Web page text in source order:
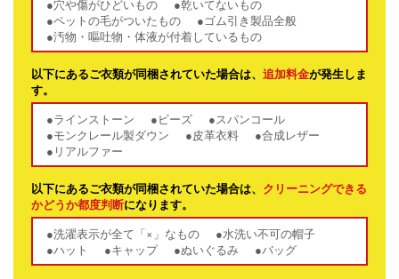
●穴や傷がひどいもの
●乾いてないもの
●ペットの毛がついたもの
●ゴム引き製品全般
●汚物・嘔吐物・体液が付着しているもの
以下にあるご衣類が同梱されていた場合は、 追加料金が発生しま
す。
●ラインストーン
●ビーズ
●スパンコール
●モンクレール製ダウン
●皮革衣料
●合成レザー
●リアルファー
以下にあるご衣類が同梱されていた場合は、 クリーニングできる
かどうか都度判断になります。
●洗濯表示が全て「×」なもの
●水洗い不可の帽子
●ハット
●キャップ ●ぬいぐるみ ●バッグ